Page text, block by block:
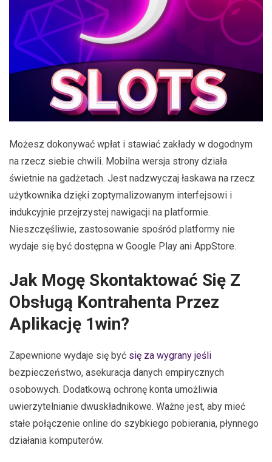
Możesz dokonywać wpłat i stawiać zakłady w dogodnym
na rzecz siebie chwili. Mobilna wersja strony działa
świetnie na gadżetach. Jest nadzwyczaj łaskawa na rzecz
użytkownika dzięki zoptymalizowanym interfejsowi i
indukcyjnie przejrzystej nawigacji na platformie.
Nieszczęśliwie, zastosowanie spośród platformy nie
wydaje się być dostępna w Google Play ani AppStore.
Jak Mogę Skontaktować Się Z
Obsługą Kontrahenta Przez
Aplikację 1win?
Zapewnione wydaje się być się za wygrany jeśli
bezpieczeństwo, asekuracja danych empirycznych
osobowych. Dodatkową ochronę konta umożliwia
uwierzytelnianie dwuskładnikowe. Ważne jest, aby mieć
stałe połączenie online do szybkiego pobierania, płynnego
działania komputerów.